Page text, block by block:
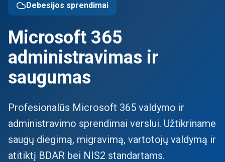
Debesijos sprendimai
Microsoft 365
administravimas ir
saugumas
Profesionalūs Microsoft 365 valdymo ir
administravimo sprendimai verslui. Užtikriname
saugų diegimą, migravimą, vartotojų valdymą ir
atitiktį BDAR bei NIS2 standartams.